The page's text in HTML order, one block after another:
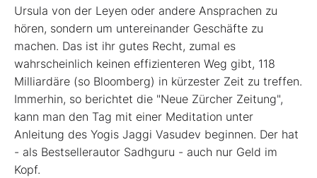
Ursula von der Leyen oder andere Ansprachen zu
hören, sondern um untereinander Geschäfte zu
machen. Das ist ihr gutes Recht, zumal es
wahrscheinlich keinen effizienteren Weg gibt, 118
Milliardäre (so Bloomberg) in kürzester Zeit zu treffen.
Immerhin, so berichtet die "Neue Zürcher Zeitung",
kann man den Tag mit einer Meditation unter
Anleitung des Yogis Jaggi Vasudev beginnen. Der hat
- als Bestsellerautor Sadhguru - auch nur Geld im
Kopf.